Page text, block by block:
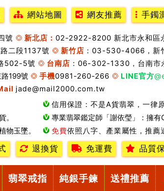
網站地圖 網友推薦 手鐲
號 新北店： 02-2922-8200 新北市永和區
二段1137號 新竹店 ：03-530-4066，新
502-5號 台南店 ：06-302-1330，台南市
199號 手機0981-260-266 LINE官方
jade@mail2000.com.tw
信用保證：不是A貨翡翠，一律
。
專業翡翠鑑定師「謝依瑩」：擁有
物玉墜。
免費依照八字、產業屬性，推薦
退換貨 免運費 品質
翡翠戒指 純銀手鍊 送禮推薦